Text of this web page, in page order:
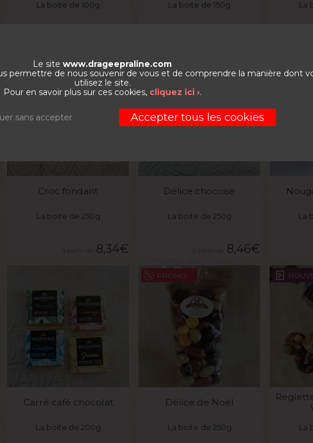
La boite de 100g La boite de 150g La
PROMO
Croc fondant
La boite de 250g
8,34€
PROMO
Délice chocoise
La boite de 250g
8,46€
La
Carré café chocolat
La boite de 200g
PROMO
Délice de Noël
La boite de 250g La
Le site www.drageepraline.com
permettre de nous souvenir de vous et de comprendre la manière dont
utilisez le site.
Pour en savoir plus sur ces cookies, cliquez ici ›.
sans accepter Accepter tous les cookies